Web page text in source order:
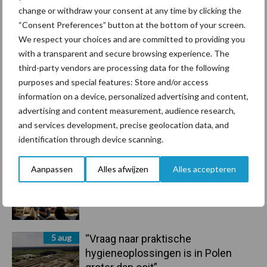
change or withdraw your consent at any time by clicking the
“Consent Preferences” button at the bottom of your screen.
We respect your choices and are committed to providing you
with a transparent and secure browsing experience. The
third-party vendors are processing data for the following
purposes and special features: Store and/or access
information on a device, personalized advertising and content,
advertising and content measurement, audience research,
and services development, precise geolocation data, and
identification through device scanning.
Aanpassen Alles afwijzen Alles accepteren
droogte en geopolitiek houden
handel in de greep
7 aug
De speenhuid: een vaak
onderschatte risicofactor voor
mastitis
ForFarmers ziet volume en
marktaandeel groeien in krimpende
6 aug
Tien praktische tips voor een
5 aug
“Vraag naar praktische
hygieneoplossingen is in Polen